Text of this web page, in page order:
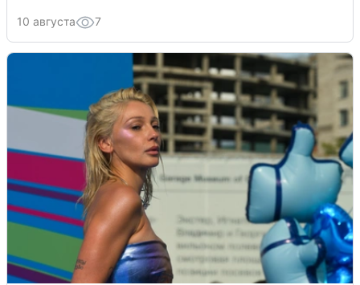
10 августа 7